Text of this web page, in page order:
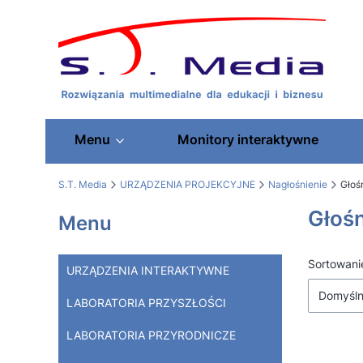
Menu Monitory interaktywne
S.T. Media URZĄDZENIA PROJEKCYJNE Nagłośnienie
Menu
URZĄDZENIA INTERAKTYWNE
LABORATORIA PRZYSZŁOŚCI
LABORATORIA PRZYRODNICZE
Lista